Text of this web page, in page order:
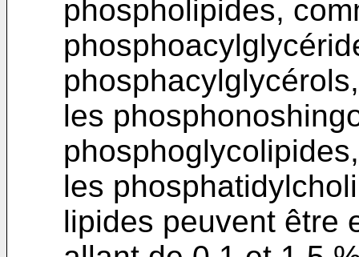
phospholipides,
les
les
lipides peuvent être